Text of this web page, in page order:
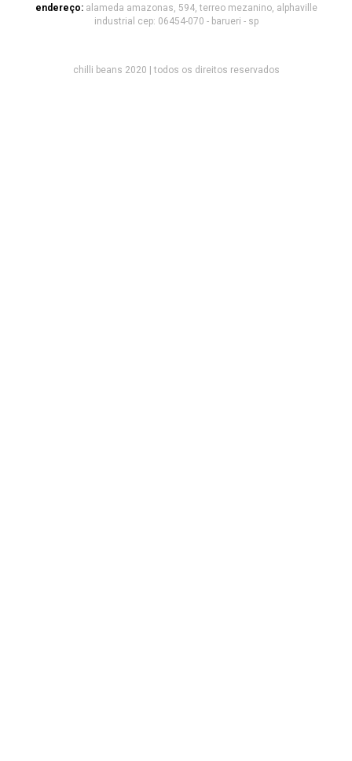
endereço: alameda amazonas, 594, terreo mezanino, alphaville
industrial cep: 06454-070 - barueri - sp
chilli beans 2020 | todos os direitos reservados